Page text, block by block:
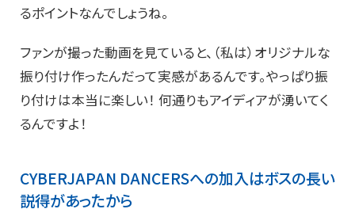
るポイントなんでしょうね。
ファンが撮った動画を見ていると、（私は）オリジナルな
振り付け作ったんだって実感があるんです。やっぱり振
り付けは本当に楽しい！ 何通りもアイディアが湧いてく
るんですよ！
CYBERJAPAN DANCERSへの加入はボスの長い
説得があったから